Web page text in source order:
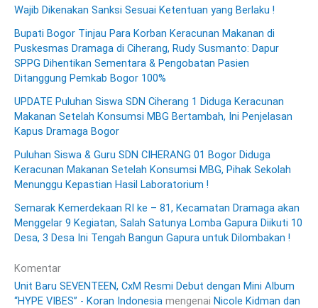
Wajib Dikenakan Sanksi Sesuai Ketentuan yang Berlaku !
Bupati Bogor Tinjau Para Korban Keracunan Makanan di
Puskesmas Dramaga di Ciherang, Rudy Susmanto: Dapur
SPPG Dihentikan Sementara & Pengobatan Pasien
Ditanggung Pemkab Bogor 100%
UPDATE Puluhan Siswa SDN Ciherang 1 Diduga Keracunan
Makanan Setelah Konsumsi MBG Bertambah, Ini Penjelasan
Kapus Dramaga Bogor
Puluhan Siswa & Guru SDN CIHERANG 01 Bogor Diduga
Keracunan Makanan Setelah Konsumsi MBG, Pihak Sekolah
Menunggu Kepastian Hasil Laboratorium !
Semarak Kemerdekaan RI ke – 81, Kecamatan Dramaga akan
Menggelar 9 Kegiatan, Salah Satunya Lomba Gapura Diikuti 10
Desa, 3 Desa Ini Tengah Bangun Gapura untuk Dilombakan !
Komentar
Unit Baru SEVENTEEN, CxM Resmi Debut dengan Mini Album
“HYPE VIBES” - Koran Indonesia mengenai Nicole Kidman dan